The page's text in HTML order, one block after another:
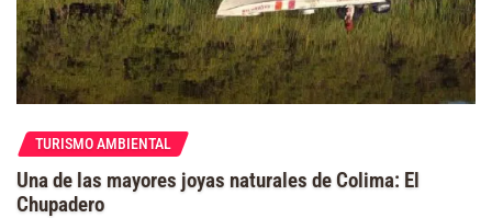
TURISMO AMBIENTAL
Una de las mayores joyas naturales de Colima: El
Chupadero